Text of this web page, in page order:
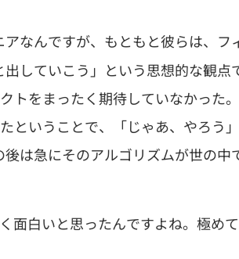
なんですが、もともと彼らは、フ
していこう」という思想的な観点
をまったく期待していなかった。
いうことで、「じゃあ、やろう」
は急にそのアルゴリズムが世の中
面白いと思ったんですよね。極めて